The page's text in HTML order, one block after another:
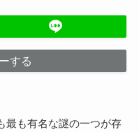
する
最も有名な謎の一つが存